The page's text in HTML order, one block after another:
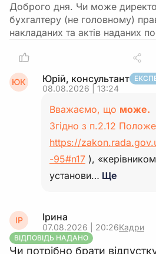
Доброго дня. Чи може
бухгалтеру (не головному)
накладаних та актів наданих
ЮК Юрій, консультант
08.08.2026 | 13:24
Вважаємо, що може.
Згідно з п.2.12
https://
-95#n17 ),
установи… Ще
ІР Ірина
07.08.2026 | 20:26Кадри
ВІДПОВІДЬ НАДАНО
Чи потрібно брати